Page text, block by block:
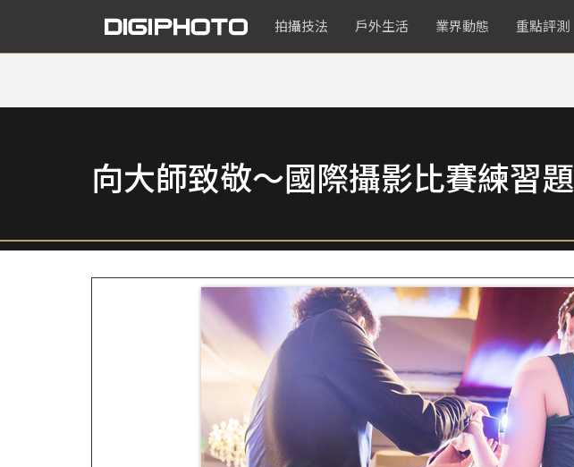
拍攝技法 戶外生活 業界動態 重點評測
向大師致敬～國際攝影比賽練習題